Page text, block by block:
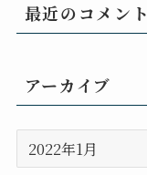
最近のコメント
アーカイブ
ア
ー